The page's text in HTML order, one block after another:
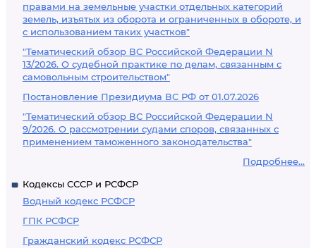
правами на земельные участки отдельных категорий
земель, изъятых из оборота и ограниченных в обороте, и
с использованием таких участков"
"Тематический обзор ВС Российской Федерации N
13/2026. О судебной практике по делам, связанным с
самовольным строительством"
Постановление Президиума ВС РФ от 01.07.2026
"Тематический обзор ВС Российской Федерации N
9/2026. О рассмотрении судами споров, связанных с
применением таможенного законодательства"
Подробнее...
Кодексы СССР и РСФСР
Водный кодекс РСФСР
ГПК РСФСР
Гражданский кодекс РСФСР